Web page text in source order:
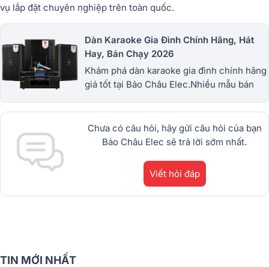
vụ lắp đặt chuyên nghiệp trên toàn quốc.
Dàn Karaoke Gia Đình Chính Hãng, Hát
Hay, Bán Chạy 2026
Khám phá dàn karaoke gia đình chính hãng
giá tốt tại Bảo Châu Elec.Nhiều mẫu bán
dBTechnologies, Philips Cao
Cấp.1900.0255
Chưa có câu hỏi, hãy gửi câu hỏi của bạn
Bảo Châu Elec sẽ trả lời sớm nhất.
Viết hỏi đáp
TIN MỚI NHẤT